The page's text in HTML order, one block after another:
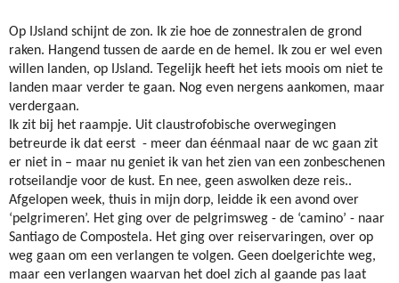
Op IJsland schijnt de zon. Ik zie hoe de zonnestralen de grond
raken. Hangend tussen de aarde en de hemel. Ik zou er wel even
willen landen, op IJsland. Tegelijk heeft het iets moois om niet te
landen maar verder te gaan. Nog even nergens aankomen, maar
verdergaan.
Ik zit bij het raampje. Uit claustrofobische overwegingen
betreurde ik dat eerst - meer dan éénmaal naar de wc gaan zit
er niet in – maar nu geniet ik van het zien van een zonbeschenen
rotseilandje voor de kust. En nee, geen aswolken deze reis..
Afgelopen week, thuis in mijn dorp, leidde ik een avond over
‘pelgrimeren’. Het ging over de pelgrimsweg - de ‘camino’ - naar
Santiago de Compostela. Het ging over reiservaringen, over op
weg gaan om een verlangen te volgen. Geen doelgerichte weg,
maar een verlangen waarvan het doel zich al gaande pas laat